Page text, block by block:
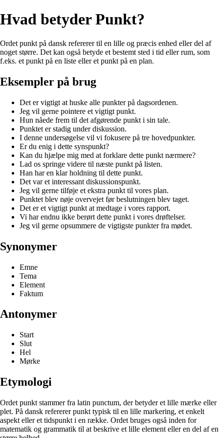
Hvad betyder Punkt?
Ordet punkt på dansk refererer til en lille og præcis enhed eller del af
noget større. Det kan også betyde et bestemt sted i tid eller rum, som
f.eks. et punkt på en liste eller et punkt på en plan.
Eksempler på brug
Det er vigtigt at huske alle punkter på dagsordenen.
Jeg vil gerne pointere et vigtigt punkt.
Hun nåede frem til det afgørende punkt i sin tale.
Punktet er stadig under diskussion.
I denne undersøgelse vil vi fokusere på tre hovedpunkter.
Er du enig i dette synspunkt?
Kan du hjælpe mig med at forklare dette punkt nærmere?
Lad os springe videre til næste punkt på listen.
Han har en klar holdning til dette punkt.
Det var et interessant diskussionspunkt.
Jeg vil gerne tilføje et ekstra punkt til vores plan.
Punktet blev nøje overvejet før beslutningen blev taget.
Det er et vigtigt punkt at medtage i vores rapport.
Vi har endnu ikke berørt dette punkt i vores drøftelser.
Jeg vil gerne opsummere de vigtigste punkter fra mødet.
Synonymer
Emne
Tema
Element
Faktum
Antonymer
Start
Slut
Hel
Mørke
Etymologi
Ordet punkt stammer fra latin punctum, der betyder et lille mærke eller
plet. På dansk refererer punkt typisk til en lille markering, et enkelt
aspekt eller et tidspunkt i en række. Ordet bruges også inden for
matematik og grammatik til at beskrive et lille element eller en del af en